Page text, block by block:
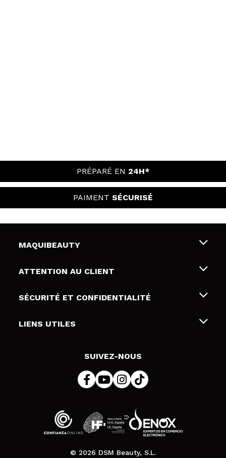
PRÉPARÉ EN 24H*
PAIMENT SÉCURISÉ
MAQUIBEAUTY
Qui sommes nous
Cartes-cadeaux
ATTENTION AU CLIENT
Livraison & retour
Modes de paiement
SÉCURITÉ ET CONFIDENTIALITÉ
Conditions et confidentialité
LIENS UTILES
SUIVEZ-NOUS
© 2026 DSM Beauty, S.L.